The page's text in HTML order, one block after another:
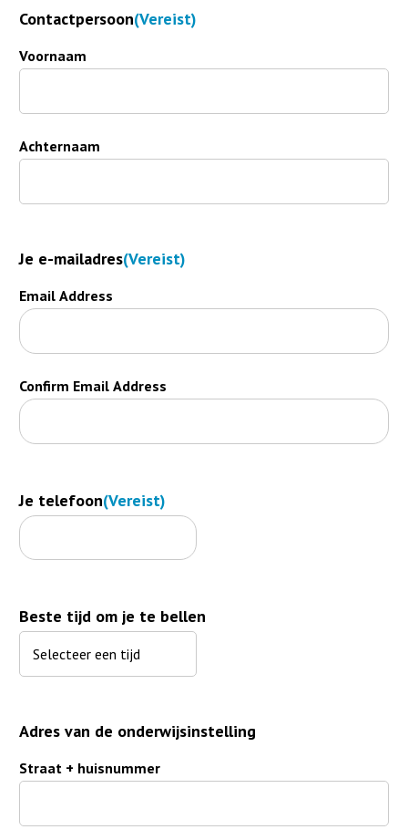
Contactpersoon(Vereist)
Voornaam
Achternaam
Je e-mailadres(Vereist)
Email Address
Confirm Email Address
Je telefoon(Vereist)
Beste tijd om je te bellen
Adres van de onderwijsinstelling
Straat + huisnummer